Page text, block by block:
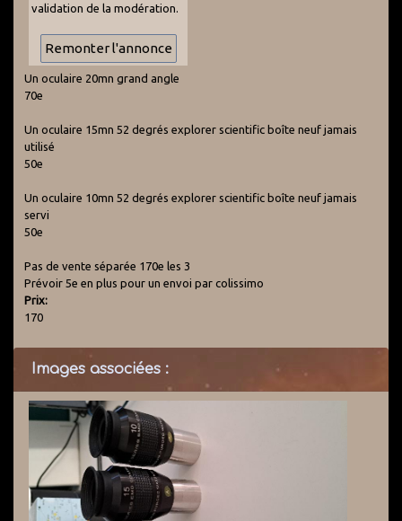
validation de la modération.
Un oculaire 20mn grand angle
70e
Un oculaire 15mn 52 degrés explorer scientific boîte neuf jamais
utilisé
50e
Un oculaire 10mn 52 degrés explorer scientific boîte neuf jamais
servi
50e
Pas de vente séparée 170e les 3
Prévoir 5e en plus pour un envoi par colissimo
Prix:
170
Images associées :